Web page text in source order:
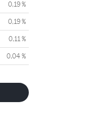
0,19 %
0,19 %
0,11 %
0,04 %